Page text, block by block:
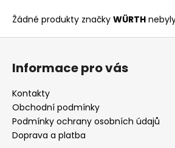
Žádné produkty značky WÜRTH
o
p
o
t
ř
e
b
u
j
Z
Informace pro vás
Kontakty
Obchodní podmínky
Podmínky ochrany osobních údajů
Doprava a platba